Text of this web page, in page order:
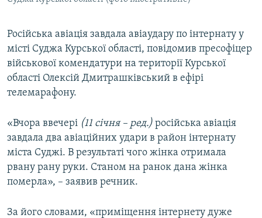
КТАТ
ДОЛУЧАЙСЯ!
Усі сайти RFE/RL
Російська авіація завдала авіаудару по інтернату у
місті Суджа Курської області, повідомив пресофіцер
військової комендатури на території Курської
області Олексій Дмитрашківський в ефірі
телемарафону.
«Вчора ввечері (11 січня – ред.) російська авіація
завдала два авіаційних удари в район інтернату
міста Суджі. В результаті чого жінка отримала
рвану рану руки. Станом на ранок дана жінка
померла», – заявив речник.
За його словами, «приміщення інтернету дуже